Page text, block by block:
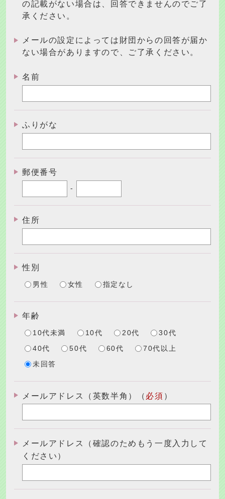
の記載がない場合は、回答できませんのでご了
承ください。
メールの設定によっては財団からの回答が届か
ない場合がありますので、ご了承ください。
名前
ふりがな
郵便番号
-
住所
性別
男性 女性 指定なし
年齢
10代未満 10代 20代 30代
40代 50代 60代 70代以上
未回答
メールアドレス（英数半角）（ 必須 ）
メールアドレス（確認のためもう一度入力して
ください）